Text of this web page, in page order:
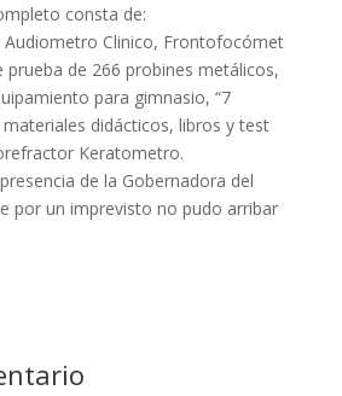
consta de:
Clinico, Frontofocómet
prueba de 266 probines metálicos,
para gimnasio, “7
didácticos, libros y test
Keratometro.
de la Gobernadora del
por un imprevisto no pudo arribar